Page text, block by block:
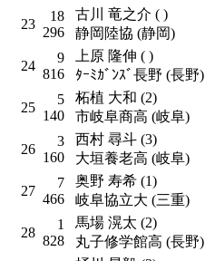
23
18
296
古川 竜之介 ( )
静岡陸協 (静岡)
24
9
816
上原 隆伸 ( )
ﾀｰﾐｶﾞﾝｽﾞ長野 (長野)
25
5
140
柘植 大和 (2)
市岐阜商高 (岐阜)
26
3
160
西村 尋斗 (3)
大垣養老高 (岐阜)
27
7
466
奥野 寿希 (1)
岐阜協立大 (三重)
28
1
828
馬場 滉太 (2)
丸子修学館高 (長野)